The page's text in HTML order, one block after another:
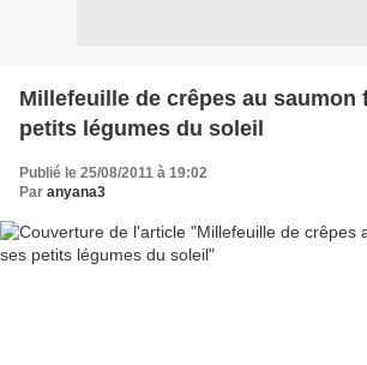
Millefeuille de crêpes au saumon
petits légumes du soleil
Publié le 25/08/2011 à 19:02
Par anyana3